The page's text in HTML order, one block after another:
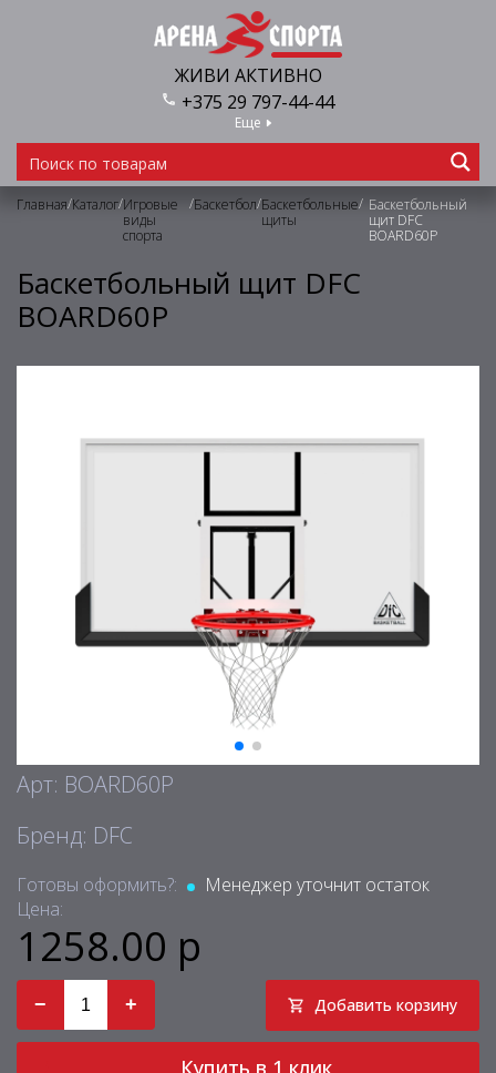
ЖИВИ АКТИВНО
+375 29 797-44-44
Еще
Главная/Каталог/Игровые
виды
спорта
/Баскетбол/Баскетбольные
щиты
/ Баскетбольный
щит DFC
BOARD60P
Баскетбольный щит DFC
BOARD60P
Арт: BOARD60P
Бренд: DFC
Готовы оформить?:
Менеджер уточнит остаток
Цена:
1258.00 р
− + Добавить корзину
Купить в 1 клик